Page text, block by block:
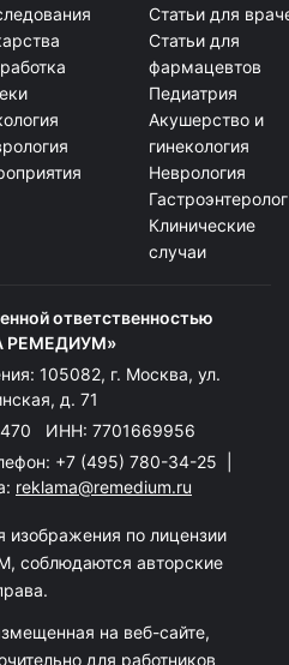
Статьи для
Статьи для
фармацевтов
Педиатрия
Акушерство и
гинекология
Неврология
Клинические
случаи
ответственностью
РЕМЕДИУМ»
105082, г. Москва, ул.
д. 71
ИНН: 7701669956
+7 (495) 780-34-25
reklama@remedium.ru
изображения по лицензии
соблюдаются авторские
на веб-сайте,
для работников